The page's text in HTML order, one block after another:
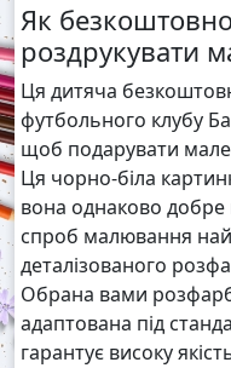
Як
роздрукувати
Ця дитяча
футбольного клубу
щоб подарувати
Ця чорно-біла
вона однаково добре
спроб малювання
деталізованого
Обрана вами
адаптована під
гарантує високу